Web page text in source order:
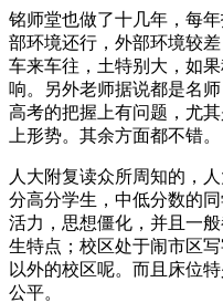
铭师堂也做了十几年，每
部环境还行，外部环境较
车来车往，土特别大，如
响。另外老师据说都是名
高考的把握上有问题，尤
上形势。其余方面都不错。
人大附复读众所周知的，
分高分学生，中低分数的
活力，思想僵化，并且一
生特点；校区处于闹市区
以外的校区呢。而且床位
公平。